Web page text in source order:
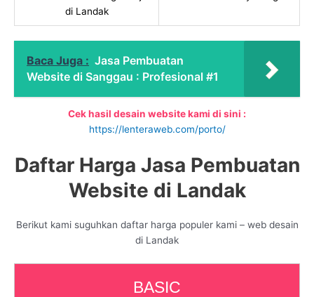
di Landak
Baca Juga : Jasa Pembuatan
Website di Sanggau : Profesional #1
Cek hasil desain website kami di sini :
https://lenteraweb.com/porto/
Daftar Harga Jasa Pembuatan
Website di Landak
Berikut kami suguhkan daftar harga populer kami – web desain
di Landak
BASIC